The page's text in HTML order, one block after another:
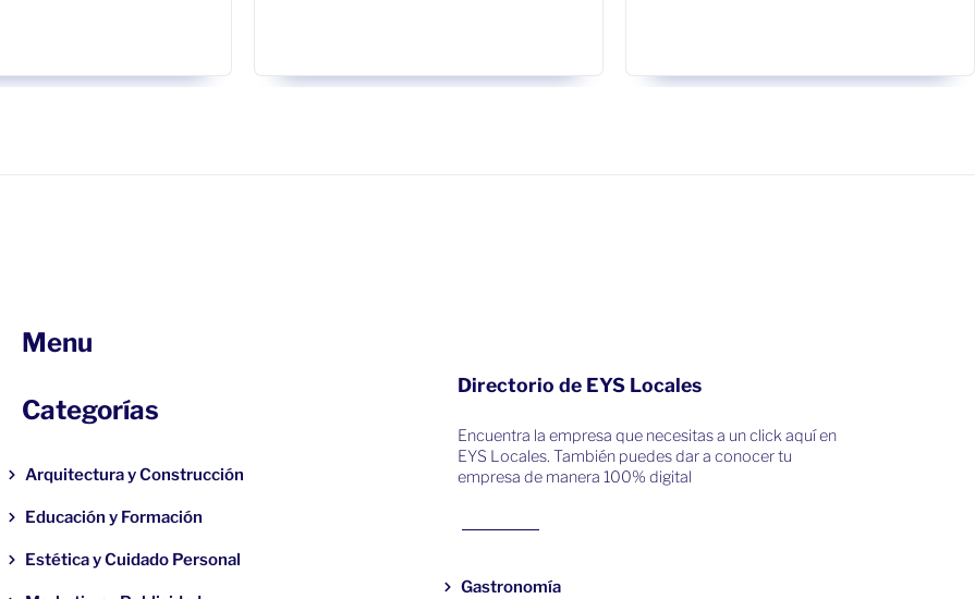
Menu
Categorías
Arquitectura y Construcción
Educación y Formación
Estética y Cuidado Personal
Directorio de EYS Locales
Encuentra la empresa que necesitas a un click aquí en
EYS Locales. También puedes dar a conocer tu
empresa de manera 100% digital
Gastronomía